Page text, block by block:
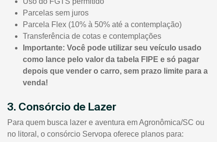
Parcelas sem juros
Parcela Flex (10% à 50% até a contemplação)
Transferência de cotas e contemplações
Importante: Você pode utilizar seu veículo usado
como lance pelo valor da tabela FIPE e só pagar
depois que vender o carro, sem prazo limite para a
venda!
3. Consórcio de Lazer
Para quem busca lazer e aventura em Agronômica/SC ou
no litoral, o consórcio Servopa oferece planos para: